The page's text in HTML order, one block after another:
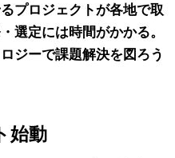
プロジェクトが各地で取
選定には時間がかかる。
ジーで課題解決を図ろう
始動